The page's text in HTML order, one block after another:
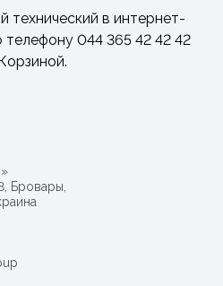
технический в интернет-
044 365 42 42 42
Бровары,